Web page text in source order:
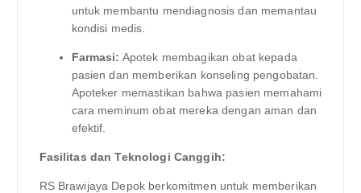
untuk membantu mendiagnosis dan memantau
kondisi medis.
Farmasi: Apotek membagikan obat kepada
pasien dan memberikan konseling pengobatan.
Apoteker memastikan bahwa pasien memahami
cara meminum obat mereka dengan aman dan
efektif.
Fasilitas dan Teknologi Canggih:
RS Brawijaya Depok berkomitmen untuk memberikan